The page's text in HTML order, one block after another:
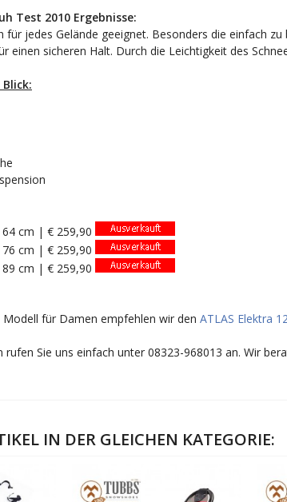
Test 2010 Ergebnisse:
für jedes Gelände geeignet. Besonders die einfach
einen sicheren Halt. Durch die Leichtigkeit des
cm | € 259,90
cm | € 259,90
cm | € 259,90
Modell für Damen empfehlen wir den ATLAS Elektra
rufen Sie uns einfach unter 08323-968013 an. Wir
IN DER GLEICHEN KATEGORIE: